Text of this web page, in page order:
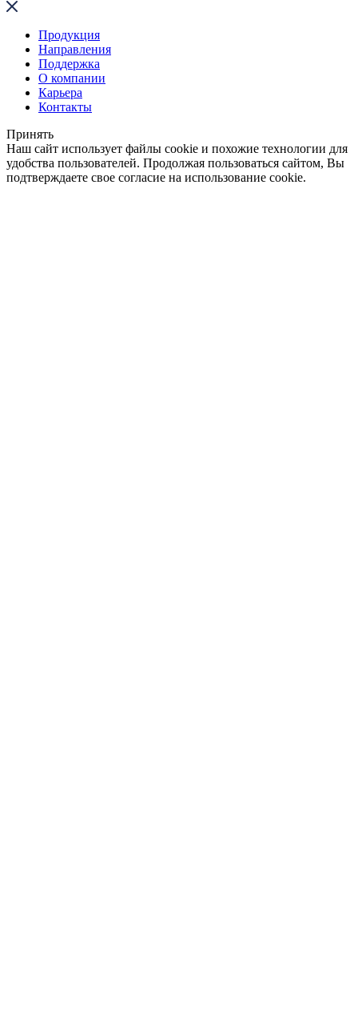
Продукция
Направления
Поддержка
О компании
Карьера
Контакты
Принять
Наш сайт использует файлы cookie и похожие технологии для
удобства пользователей. Продолжая пользоваться сайтом, Вы
подтверждаете свое согласие на использование cookie.